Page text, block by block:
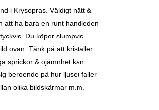
i Krysopras. Väldigt nätt &
att ha bara en runt handleden
Du köper slumpvis
ovan. Tänk på att kristaller
sprickor & ojämnhet kan
beroende på hur ljuset faller
olika bildskärmar m.m.